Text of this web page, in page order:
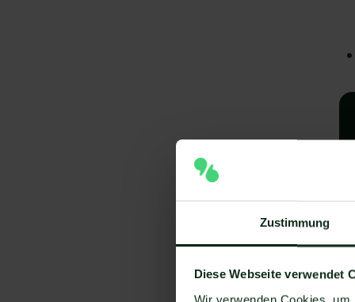
Zustimmung
Diese Webseite verwendet